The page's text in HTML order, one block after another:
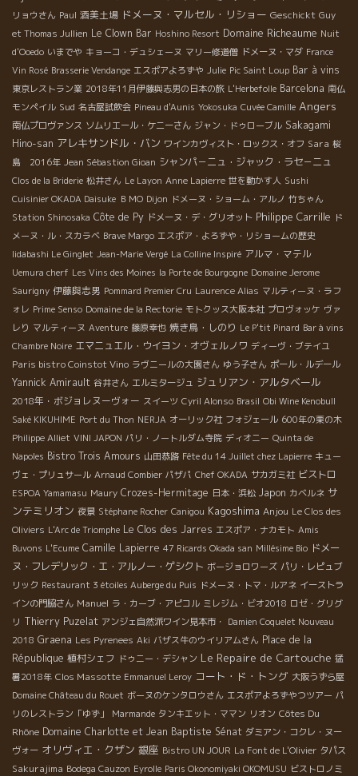
リョウさん Paul 酒美土場 ドメーヌ・マルセル・リショー Geschickt Guy
et Thomas Jullien Le Clown Bar Hoshino Resort Domaine Richeaume Nuit
d'Ooedo いまでや キョーコ・デュシェーヌ マリー修道僧 ドメーヌ・マダ France
Vin Rosé Brasserie Vendange エスポアよろずや Julie Pic Saint Loup Bar à vins
東京レストラン業 2018年11月伊藤與志男の日本の旅 L'Herbefolle Barcelona 南仏
モンペイル Sud 名古屋試飲会 Pineau d'Aunis Yokosuka Cuvée Camille Angers
南仏プロヴァンス ソムリエール・ケニーさん ジャン・ドゥローブル Sakagami
Hino-san アレキサンドル・バン ワインカヴィスト・ロックス・オフ Sara 桜
島 2016年 Jean Sébastion Gioan シャンパ－ニュ・ジャック・ラセ－ニュ
Clos de la Briderie 松井さん Le Layon Anne Lapierre 世を動かす人 Sushi
Cuisinier OKADA Daisuke ＢＭО Dijon ドメーヌ・ショーム・アルノ 竹ちゃん
Station Shinosaka Côte de Py ドメーヌ・デ・グリオット Philippe Carrille ド
メーヌ・ル・スカラベ Brave Margo エスポア・よろずや・リショームの歴史
Iidabashi Le Ginglet Jean-Marie Vergé La Colline Inspiré アルマ・マテル
Uemura cherf Les Vins des Moines la Porte de Bourgogne Domaine Jerome
Saurigny 伊藤與志男 Pommard Premier Cru Laurence Alias マルティーヌ・ラフ
ォレ Prime Senso Domaine de la Rectorie モトクッス大阪本社 プロヴォッケ ヴァ
レり マルティーヌ Aventure 藤原幸也 焼き鳥・しのり Le P'tit Pinard Bar à vins
Chambre Noire エマニュエル・ウイヨン・オヴェルノワ ディーヴ・ブテイユ
Paris bistro Coinstot Vino ラヴニールの大園さん ゆう子さん ポール・ルデール
Yannick Amirault 谷井さん エルミタージュ ジュリアン・アルタベール
2018年・ボジョレヌーヴォー スイーツ Cyril Alonso Brasil Obi Wine Kenobull
Saké KIKUHIME Port du Thon NERJA オーリック社 フォジェール 600年の栗の木
Philippe Alliet VINI JAPON パリ・ノートルダム寺院 ディオニー Quinta de
Napoles Bistro Trois Amours 山田恭路 Fête du 14 Juillet chez Lapierre キュー
ヴェ・プリュサール Arnaud Combier パザパ Chef OKADA サカガミ社 ビストロ
ESPOA Yamamasu Maury Crozes-Hermitage 日本・浜松 Japon カベルネ サ
ンテミリオン 夜景 Stéphane Rocher Canigou Kagoshima Anjou Le Clos des
Oliviers L'Arc de Triomphe Le Clos des Jarres エスポア・ナカモト Amis
Buvons L'Ecume Camille Lapierre 47 Ricards Okada san Millésime Bio ドメー
ヌ・フレデリック・エ・アルノー・ゲシクト ボージョロワーズ パリ・レピュブ
リック Restaurant 3 étoiles Auberge du Puis ドメーヌ・トマ・ルアネ イーストラ
インの門脇さん Manuel ラ・カーブ・アピコル ミレジム・ビオ2018 ロゼ・グリグ
リ Thierry Puzelat アンジェ自然派ワイン見本市・ Damien Coquelet Nouveau
2018 Graena Les Pyrenees Aki バザス牛のウイリアムさん Place de la
République 植村シェフ ドゥニー・デシャン Le Repaire de Cartouche 猛
暑2018年 Clos Massotte Emmanuel Leroy コート・ド・トング 大阪うずら屋
Domaine Château du Rouet ボーヌのケンタロウさん エスポアよろずやつツアー パ
リのレストラン「ゆず」
Marmande タンキエット・ママン リオン Côtes Du
Rhône Domaine Charlotte et Jean Baptiste Sénat ダミアン・コクレ・ヌー
ヴォー オリヴィエ・クザン 銀座 Bistro UN JOUR La Font de L'Olivier タパス
Sakurajima Bodega Cauzon Eyrolle Paris Okonomiyaki OKOMUSU ビストロノミ